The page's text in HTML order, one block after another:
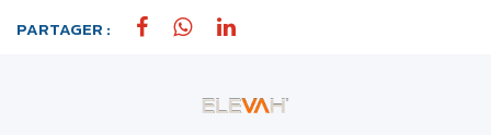
PARTAGER :